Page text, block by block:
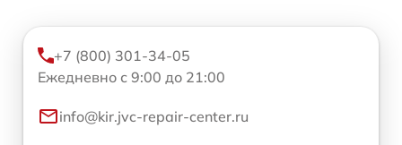
+7 (800) 301-34-05
Ежедневно с 9:00 до 21:00
info@kir.jvc-repair-center.ru